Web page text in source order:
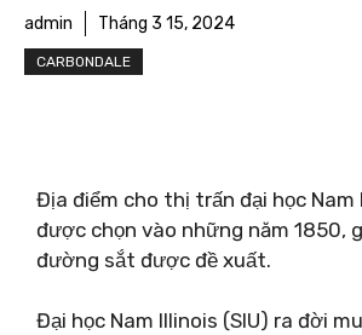
admin Tháng 3 15, 2024
CARBONDALE
Địa điểm cho thị trấn đại học Nam
được chọn vào những năm 1850,
đường sắt được đề xuất.
Đại học Nam Illinois (SIU) ra đời